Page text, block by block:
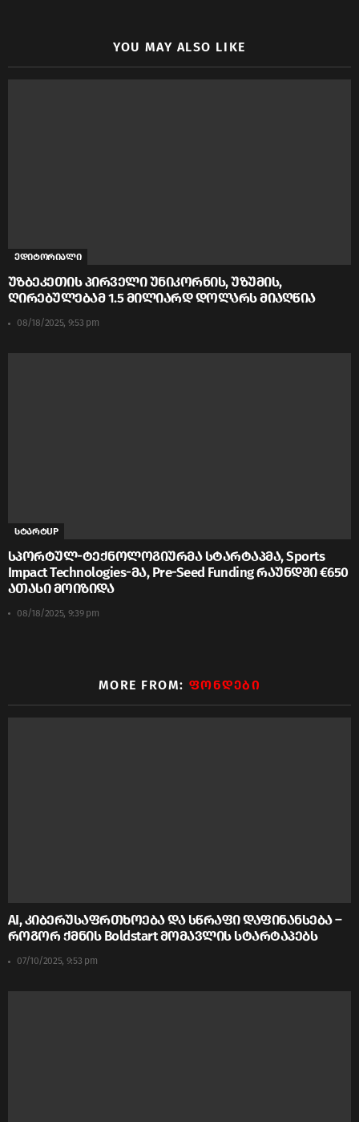
YOU MAY ALSO LIKE
ედიტორიალი
უზბეკეთის პირველი უნიკორნის, უზუმის,
ღირებულებამ 1.5 მილიარდ დოლარს მიაღწია
08/18/2025, 9:53 pm
სტარტUP
სპორტულ-ტექნოლოგიურმა სტარტაპმა, Sports
Impact Technologies-მა, Pre-Seed Funding რაუნდში €650
ათასი მოიზიდა
08/18/2025, 9:39 pm
MORE FROM: ᲤᲝᲜᲓᲔᲑᲘ
AI, კიბერუსაფრთხოება და სწრაფი დაფინანსება –
როგორ ქმნის Boldstart მომავლის სტარტაპებს
07/10/2025, 9:53 pm